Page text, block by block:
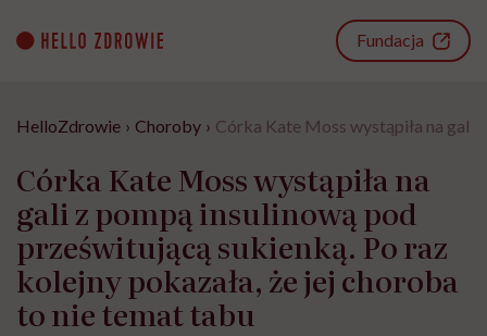
content
Fundacja
HelloZdrowie › Choroby › Córka Kate Moss wystąpiła na gali
Córka Kate Moss wystąpiła na
gali z pompą insulinową pod
prześwitującą sukienką. Po raz
kolejny pokazała, że jej choroba
to nie temat tabu